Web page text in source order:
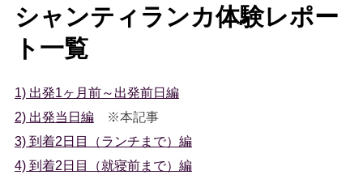
シャンティランカ体験レポー
ト一覧
1) 出発1ヶ月前～出発前日編
2) 出発当日編※本記事
3) 到着2日目（ランチまで）編
4) 到着2日目（就寝前まで）編